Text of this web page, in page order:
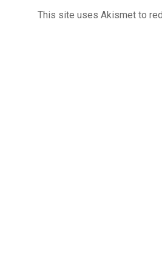
This site uses Akismet to